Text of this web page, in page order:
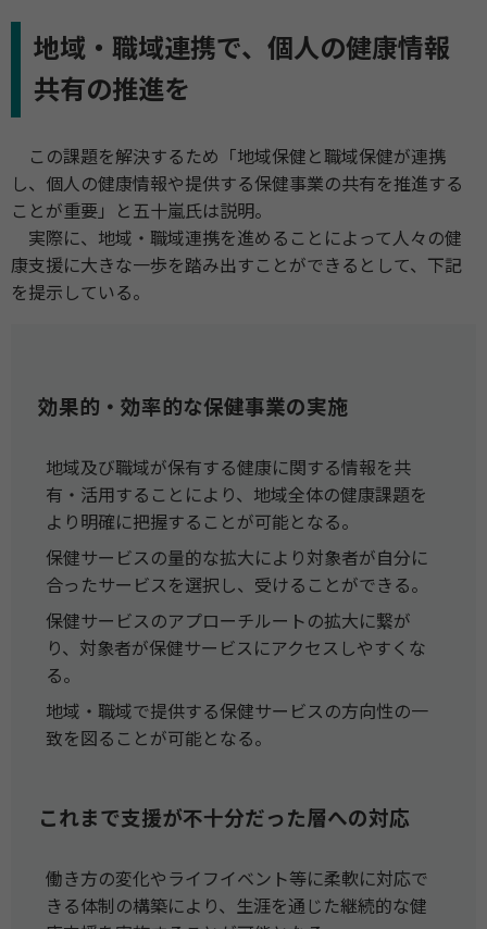
地域・職域連携で、個人の健康情報
共有の推進を
この課題を解決するため「地域保健と職域保健が連携
し、個人の健康情報や提供する保健事業の共有を推進する
ことが重要」と五十嵐氏は説明。
実際に、地域・職域連携を進めることによって人々の健
康支援に大きな一歩を踏み出すことができるとして、下記
を提示している。
効果的・効率的な保健事業の実施
地域及び職域が保有する健康に関する情報を共
有・活用することにより、地域全体の健康課題を
より明確に把握することが可能となる。
保健サービスの量的な拡大により対象者が自分に
合ったサービスを選択し、受けることができる。
保健サービスのアプローチルートの拡大に繋が
り、対象者が保健サービスにアクセスしやすくな
る。
地域・職域で提供する保健サービスの方向性の一
致を図ることが可能となる。
これまで支援が不十分だった層への対応
働き方の変化やライフイベント等に柔軟に対応で
きる体制の構築により、生涯を通じた継続的な健